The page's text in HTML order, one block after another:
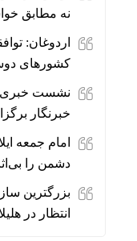
نه مطابق
اردوغان:
کشورهای
نشست خبری
خبرنگار
امام جمعه
دشمن را
انتظار در